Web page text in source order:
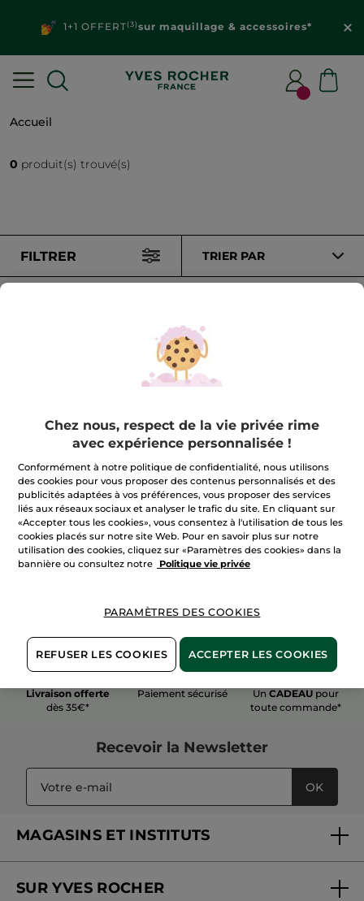
1+1 OFFERT(3)sur maquillage & accessoires*
Accueil
0 produit(s) trouvé(s)
FILTRER TRIER PAR
100%
actifs
végétaux
60 hectares de
champs biologiques
Voir plus
Livraison offerte
dès 35€*
Paiement sécurisé UnCADEAU pour
toute commande*
Recevoir la Newsletter
OK
MAGASINS ET INSTITUTS
Soins en institut
SUR YVES ROCHER
Chez nous, respect de la vie privée rime
avec expérience personnalisée !
Conformément à notre politique de confidentialité, nous utilisons
des cookies pour vous proposer des contenus personnalisés et des
publicités adaptées à vos préférences, vous proposer des services
liés aux réseaux sociaux et analyser le trafic du site. En cliquant sur
«Accepter tous les cookies», vous consentez à l'utilisation de tous les
cookies placés sur notre site Web. Pour en savoir plus sur notre
utilisation des cookies, cliquez sur «Paramètres des cookies» dans la
bannière ou consultez notre
Politique vie privée
PARAMÈTRES DES COOKIES
REFUSER LES COOKIES ACCEPTER LES COOKIES